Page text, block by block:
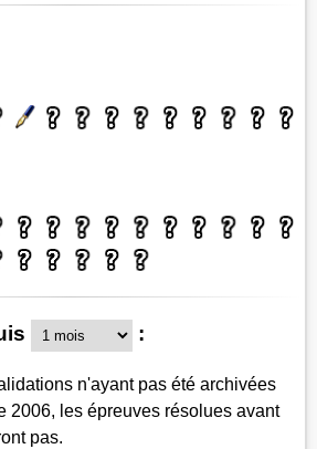
:
n'ayant pas été archivées
2006, les épreuves résolues avant
pas.